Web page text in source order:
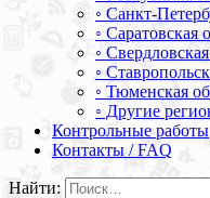
◦ Санкт-
◦ Саратовская
◦
◦
◦ Тюменская
◦ Другие
Контрольные работы
Контакты / FAQ
Найти: